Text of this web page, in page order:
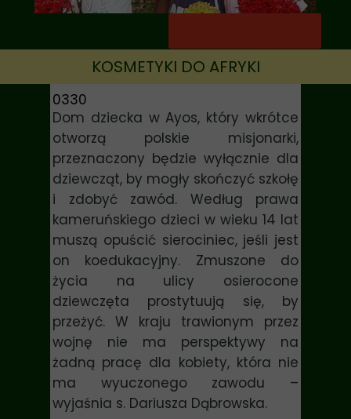
KOSMETYKI DO AFRYKI
0330
Dom dziecka w Ayos, który wkrótce
otworzą polskie misjonarki,
przeznaczony będzie wyłącznie dla
dziewcząt, by mogły skończyć szkołę
i zdobyć zawód. Według prawa
kameruńskiego dzieci w wieku 14 lat
muszą opuścić sierociniec, jeśli jest
on koedukacyjny. Zmuszone do
życia na ulicy osierocone
dziewczęta prostytuują się, by
przeżyć. W kraju trawionym przez
wojnę nie ma perspektywy na
żadną pracę dla kobiety, która nie
ma wyuczonego zawodu –
wyjaśnia s. Dariusza Dąbrowska.